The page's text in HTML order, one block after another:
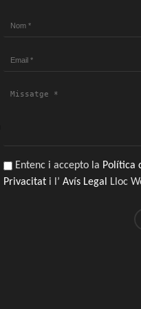
LOPD *
Entenc i accepto la Política
Privacitati l’ Avís Legal Lloc